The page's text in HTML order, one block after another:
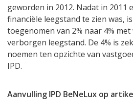
geworden in 2012. Nadat in 2011
financiële leegstand te zien was,
toegenomen van 2% naar 4%
verborgen leegstand. De 4% is
noemen ten opzichte van
IPD.
Aanvulling IPD BeNeLux op